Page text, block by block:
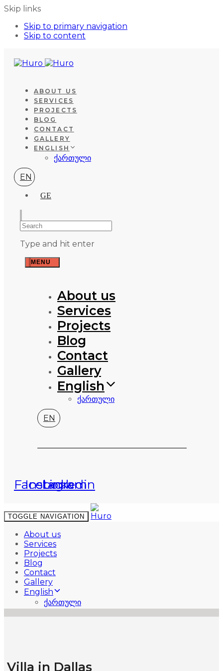
Skip links
Skip to primary navigation
Skip to content
ABOUT US
SERVICES
PROJECTS
BLOG
CONTACT
GALLERY
ENGLISH
ქართული
EN
GE
Type and hit enter
MENU
About us
Services
Projects
Blog
Contact
Gallery
English
ქართული
EN
Facebook
Instagram
Linkedin
TOGGLE NAVIGATION
About us
Services
Projects
Blog
Contact
Gallery
English
ქართული
Villa in Dallas